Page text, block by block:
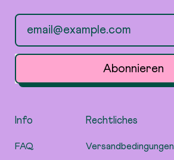
E-Mail-Adresse
Abonnieren
Info
FAQ
Rechtliches
Versandbedingungen